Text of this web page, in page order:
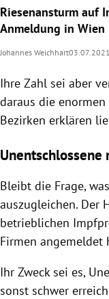
Riesenansturm auf
Anmeldung in Wien
Johannes Weichhart03.07.2021
Ihre Zahl sei aber
daraus die
Bezirken erklären
Bleibt die Frage,
auszugleichen. Der
betrieblichen
Firmen angemeldet
Ihr Zweck sei es,
sonst schwer